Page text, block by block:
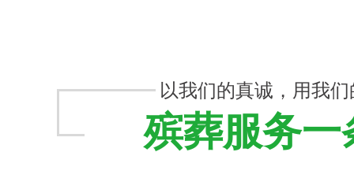
以我们的真诚，用我
殡葬服务